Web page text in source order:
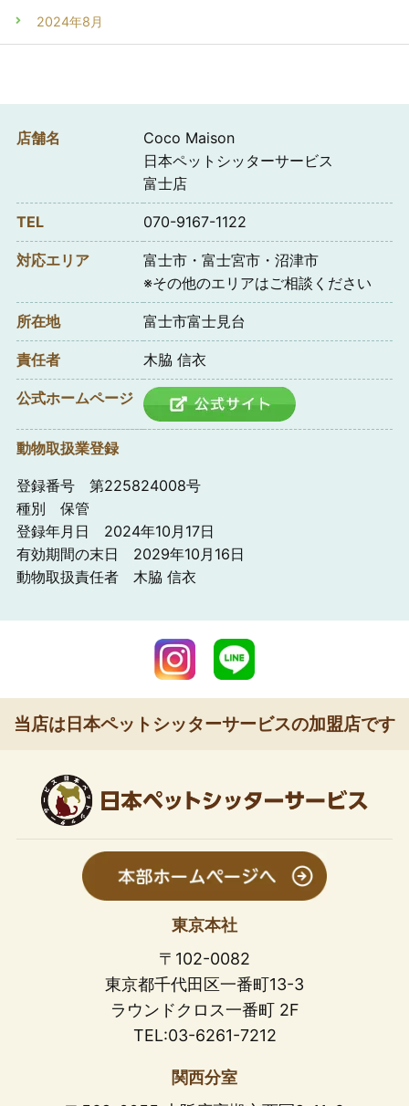
2024年8月
店舗名
Coco Maison
日本ペットシッターサービス
富士店
TEL 070-9167-1122
対応エリア
富士市・富士宮市・沼津市
※その他のエリアはご相談ください
所在地 富士市富士見台
責任者 木脇 信衣
公式ホームページ
動物取扱業登録
登録番号 第225824008号
種別 保管
登録年月日 2024年10月17日
有効期間の末日 2029年10月16日
動物取扱責任者 木脇 信衣
当店は日本ペットシッターサービスの加盟店です
東京本社
〒102-0082
東京都千代田区一番町13-3
ラウンドクロス一番町 2F
TEL:03-6261-7212
関西分室